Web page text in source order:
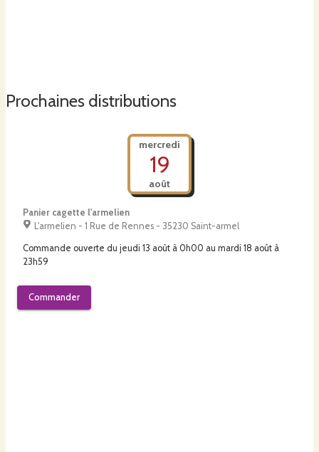
Prochaines distributions
mercredi
19
août
Panier cagette l'armelien
L'armelien - 1 Rue de Rennes - 35230 Saint-armel
Commande ouverte du jeudi 13 août à 0h00 au mardi 18 août à
23h59
Commander